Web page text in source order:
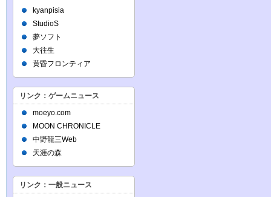
kyanpisia
StudioS
夢ソフト
大往生
黄昏フロンティア
リンク：ゲームニュース
moeyo.com
MOON CHRONICLE
中野龍三Web
天涯の森
リンク：一般ニュース